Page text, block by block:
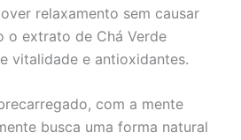
relaxamento sem causar
o extrato de Chá Verde
vitalidade e antioxidantes.
com a mente
busca uma forma natural